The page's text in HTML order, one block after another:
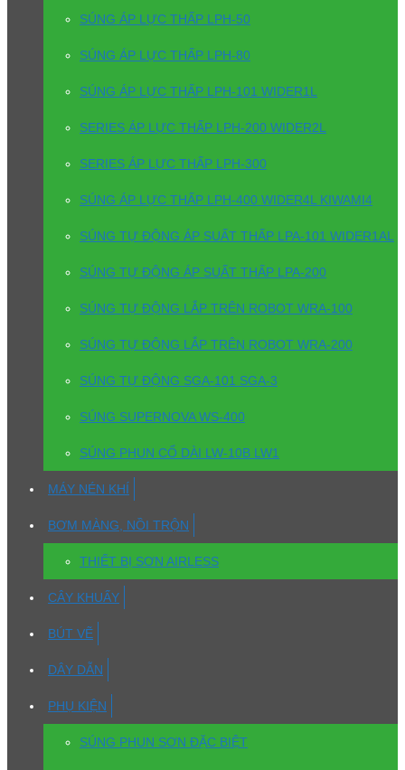
SÚNG ÁP LỰC THẤP LPH-50
SÚNG ÁP LỰC THẤP LPH-80
SÚNG ÁP LỰC THẤP LPH-101 WIDER1L
SERIES ÁP LỰC THẤP LPH-200 WIDER2L
SERIES ÁP LỰC THẤP LPH-300
SÚNG ÁP LỰC THẤP LPH-400 WIDER4L KIWAMI4
SÚNG TỰ ĐỘNG ÁP SUẤT THẤP LPA-101 WIDER1AL
SÚNG TỰ ĐỘNG ÁP SUẤT THẤP LPA-200
SÚNG TỰ ĐỘNG LẮP TRÊN ROBOT WRA-100
SÚNG TỰ ĐỘNG LẮP TRÊN ROBOT WRA-200
SÚNG TỰ ĐỘNG SGA-101 SGA-3
SÚNG SUPERNOVA WS-400
SÚNG PHUN CỔ DÀI LW-10B LW1
MÁY NÉN KHÍ
BƠM MÀNG, NỒI TRỘN
THIẾT BỊ SƠN AIRLESS
CÂY KHUẤY
BÚT VẼ
DÂY DẪN
PHỤ KIỆN
SÚNG PHUN SƠN ĐẶC BIỆT